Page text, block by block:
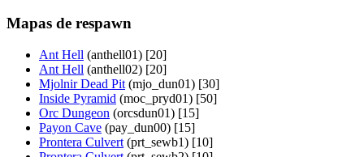
Mapas de respawn
Ant Hell (anthell01) [20]
Ant Hell (anthell02) [20]
Mjolnir Dead Pit (mjo_dun01) [30]
Inside Pyramid (moc_pryd01) [50]
Orc Dungeon (orcsdun01) [15]
Payon Cave (pay_dun00) [15]
Prontera Culvert (prt_sewb1) [10]